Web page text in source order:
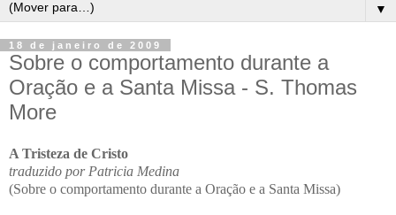
▼
18 de janeiro de 2009
Sobre o comportamento durante a
Oração e a Santa Missa - S. Thomas
More
A Tristeza de Cristo
traduzido por Patricia Medina
(Sobre o comportamento durante a Oração e a Santa Missa)